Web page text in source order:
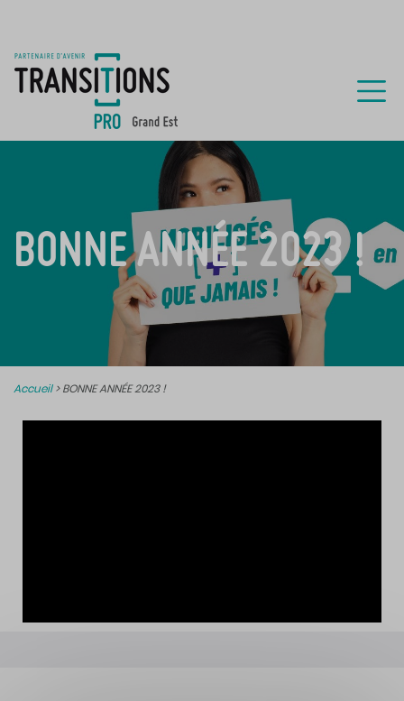
BONNE ANNÉE 2023 !
Accueil>BONNE ANNÉE 2023 !